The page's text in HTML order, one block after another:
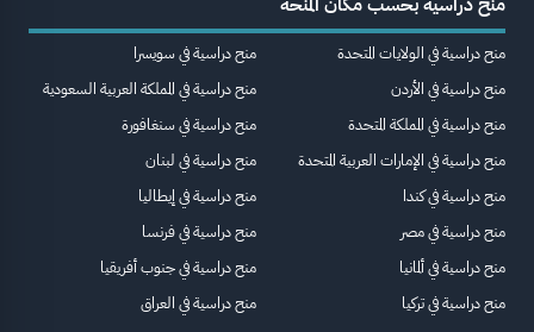
منح دراسية في الولايات المتحدة
منح دراسية في الأردن
منح دراسية في المملكة المتحدة
منح دراسية في الإمارات العربية المتحدة
منح دراسية في كندا
منح دراسية في مصر
منح دراسية في ألمانيا
منح دراسية في تركيا
منح دراسية في سويسرا
منح دراسية في المملكة العربية السعودية
منح دراسية في سنغافورة
منح دراسية في لبنان
منح دراسية في إيطاليا
منح دراسية في فرنسا
منح دراسية في جنوب أفريقيا
منح دراسية في العراق